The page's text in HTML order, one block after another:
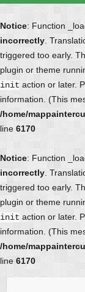
Notice: Function
incorrectly .
triggered too early.
plugin or theme
init action or later.
information. (This
/home/
line 6170
Notice: Function
incorrectly .
triggered too early.
plugin or theme
init action or later.
information. (This
/home/
line 6170